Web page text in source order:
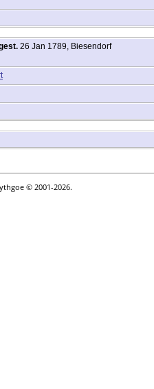
26 Jan 1789, Biesendorf
© 2001-2026.